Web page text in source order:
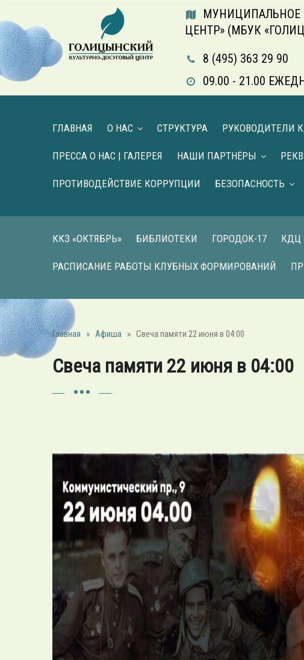
МУНИЦИПАЛЬНОЕ
ЦЕНТР» (МБУК
8 (495) 363 29 90
09.00 - 21.00
ГЛАВНАЯ О НАС СТРУКТУРА РУКОВОДИТЕЛИ
ПРЕССА О НАС | ГАЛЕРЕЯ НАШИ ПАРТНЁРЫ
ПРОТИВОДЕЙСТВИЕ КОРРУПЦИИ БЕЗОПАСНОСТЬ
ККЗ «ОКТЯБРЬ» БИБЛИОТЕКИ ГОРОДОК-17 КДЦ
РАСПИСАНИЕ РАБОТЫ КЛУБНЫХ ФОРМИРОВАНИЙ
Главная » Афиша » Свеча памяти 22 июня в 04:00
Свеча памяти 22 июня в 04:00